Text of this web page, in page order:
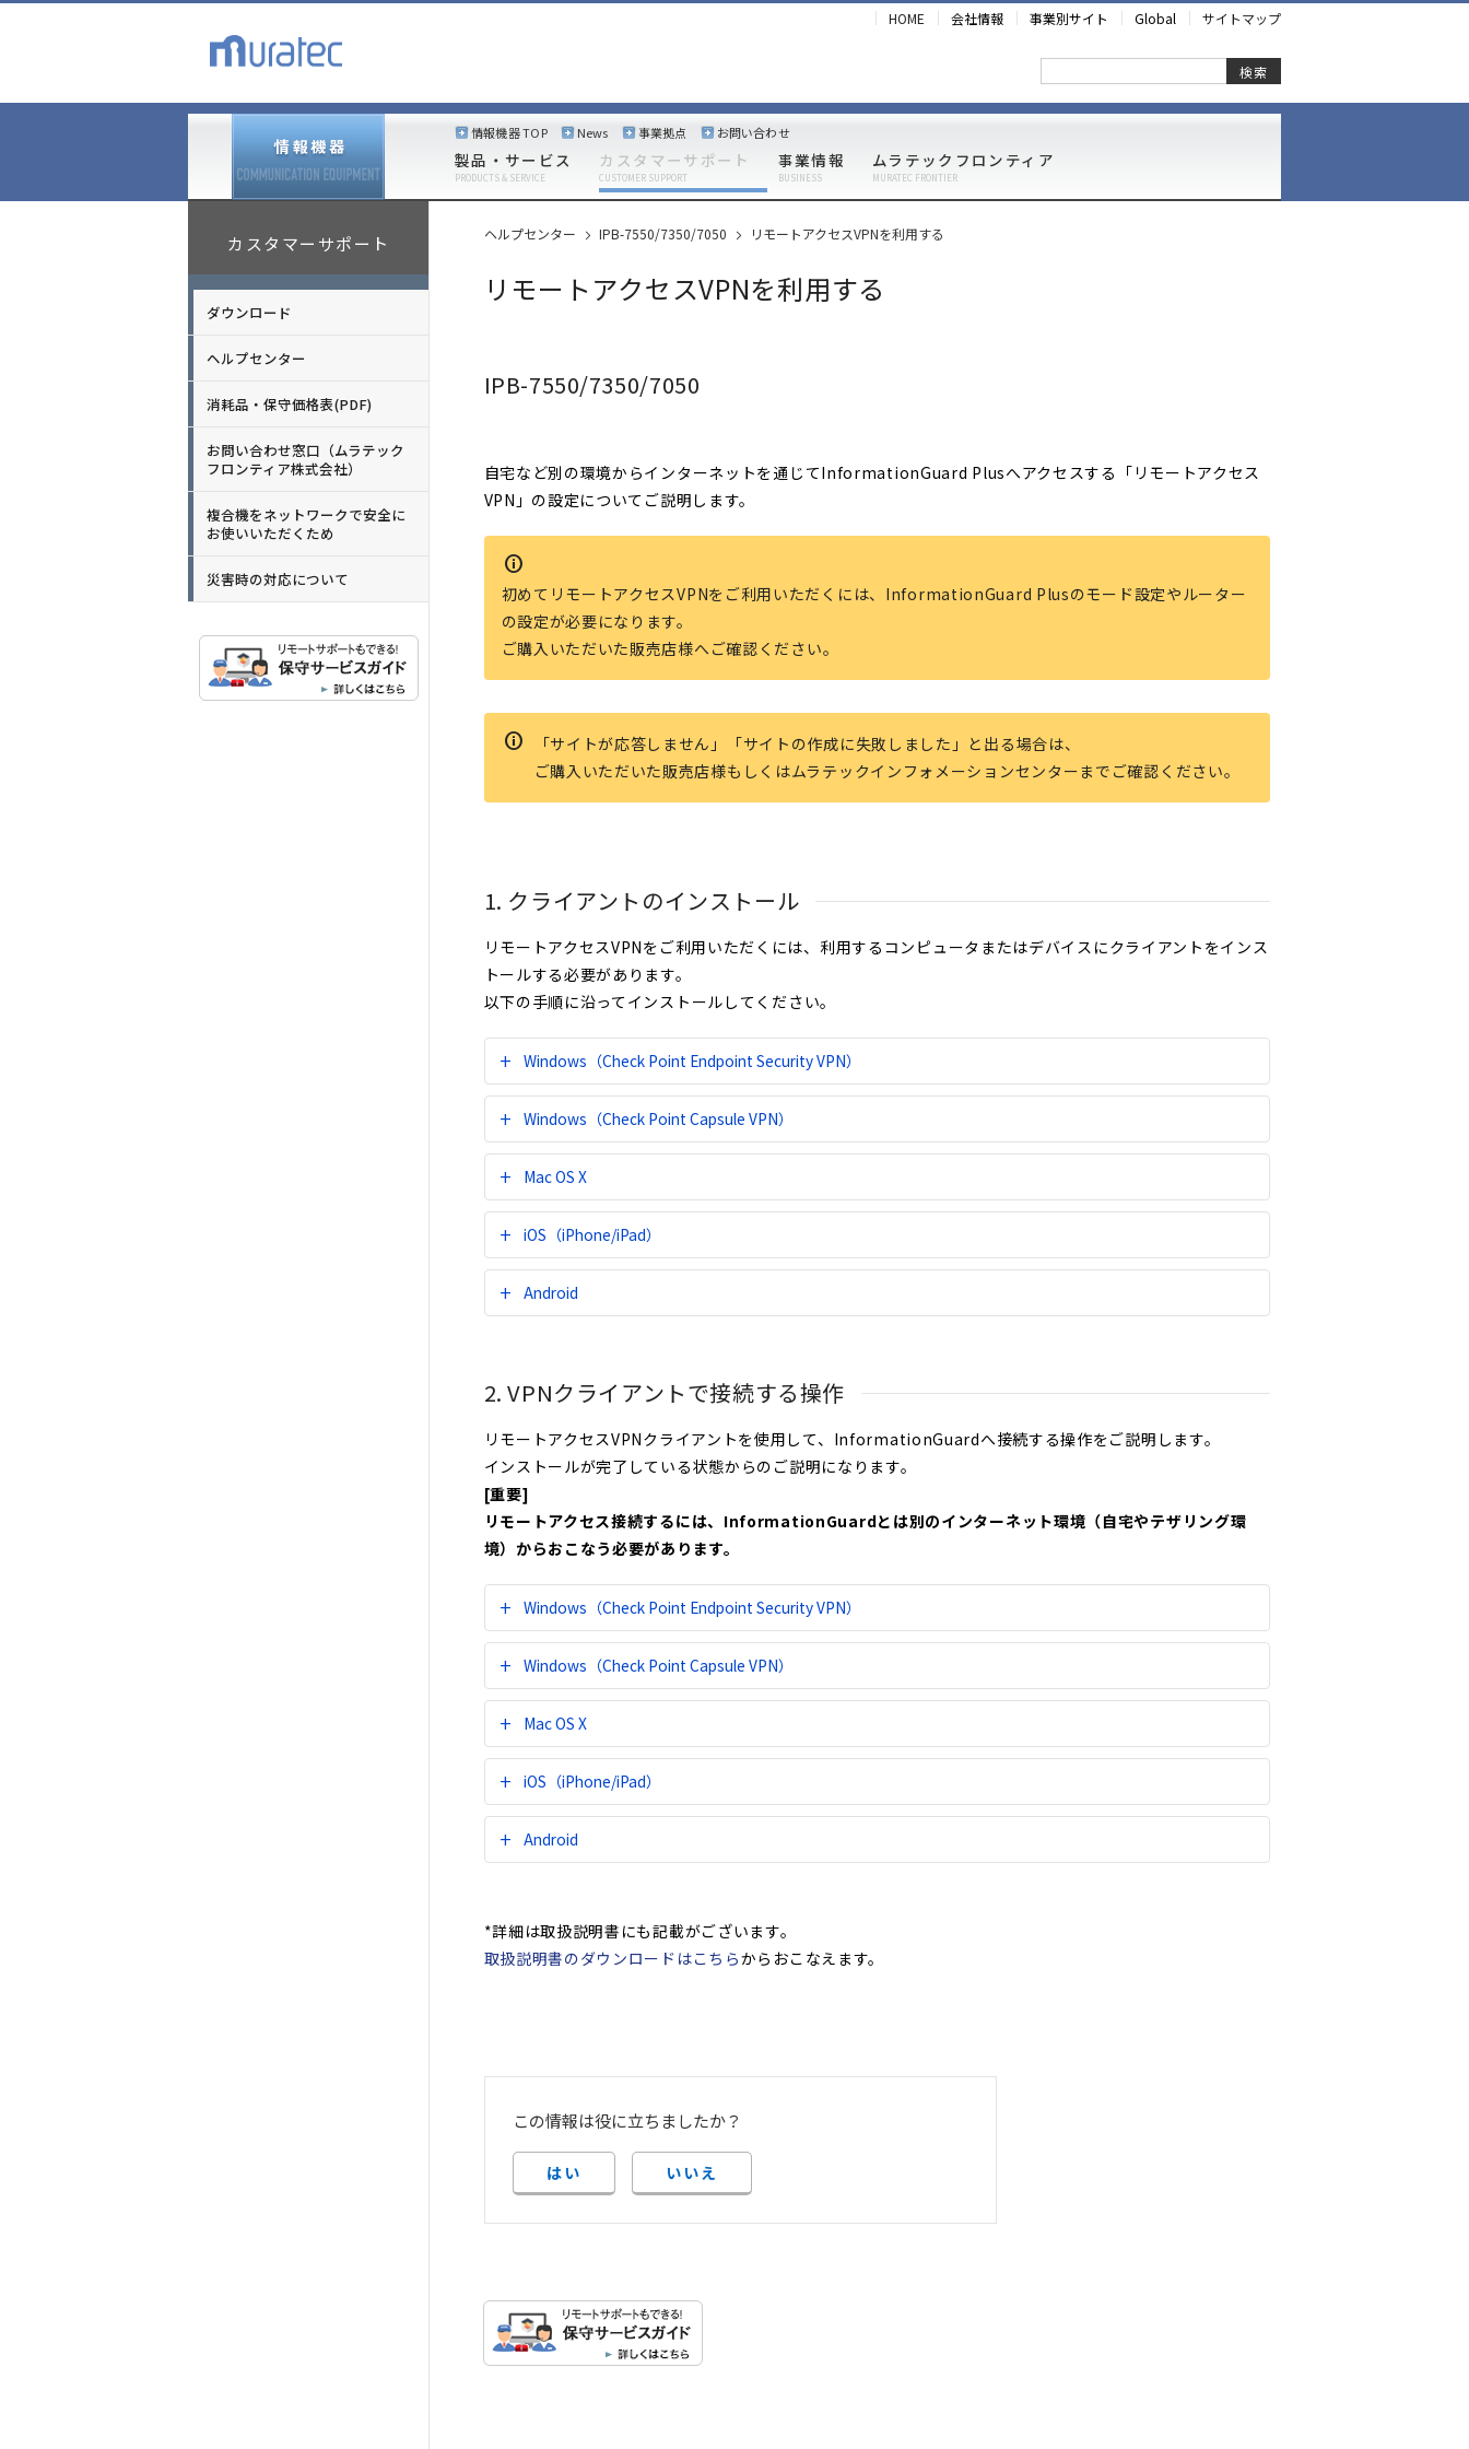
HOME 会社情報 事業別サイト Global サイトマップ
検索
製品・サービス
PRODUCTS & SERVICE
カスタマーサポート
CUSTOMER SUPPORT
事業情報
BUSINESS
ムラテックフロンティア
MURATEC FRONTIER
情報機器 TOP News 事業拠点 お問い合わせ
カスタマーサポート
ダウンロード
ヘルプセンター
消耗品・保守価格表(PDF)
お問い合わせ窓口（ムラテック
フロンティア株式会社）
複合機をネットワークで安全に
お使いいただくため
災害時の対応について
ヘルプセンター IPB-7550/7350/7050 リモートアクセスVPNを利用する
リモートアクセスVPNを利用する
IPB-7550/7350/7050
自宅など別の環境からインターネットを通じてInformationGuard Plusへアクセスする「リモートアクセス
VPN」の設定についてご説明します。
初めてリモートアクセスVPNをご利用いただくには、InformationGuard Plusのモード設定やルーター
の設定が必要になります。
ご購入いただいた販売店様へご確認ください。
「サイトが応答しません」「サイトの作成に失敗しました」と出る場合は、
ご購入いただいた販売店様もしくはムラテックインフォメーションセンターまでご確認ください。
1. クライアントのインストール
リモートアクセスVPNをご利用いただくには、利用するコンピュータまたはデバイスにクライアントをインス
トールする必要があります。
以下の手順に沿ってインストールしてください。
Windows（Check Point Endpoint Security VPN）
Windows（Check Point Capsule VPN）
Mac OS X
iOS（iPhone/iPad）
Android
2. VPNクライアントで接続する操作
リモートアクセスVPNクライアントを使用して、InformationGuardへ接続する操作をご説明します。
インストールが完了している状態からのご説明になります。
[重要]
リモートアクセス接続するには、InformationGuardとは別のインターネット環境（自宅やテザリング環
境）からおこなう必要があります。
Windows（Check Point Endpoint Security VPN）
Windows（Check Point Capsule VPN）
Mac OS X
iOS（iPhone/iPad）
Android
*詳細は取扱説明書にも記載がございます。
取扱説明書のダウンロードはこちらからおこなえます。
この情報は役に立ちましたか？
はい いいえ